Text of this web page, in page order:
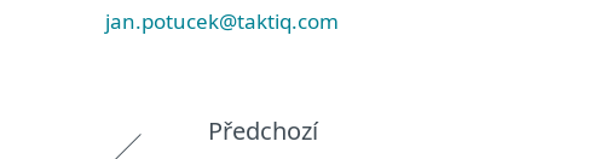
jan.potucek@taktiq.com
Předchozí